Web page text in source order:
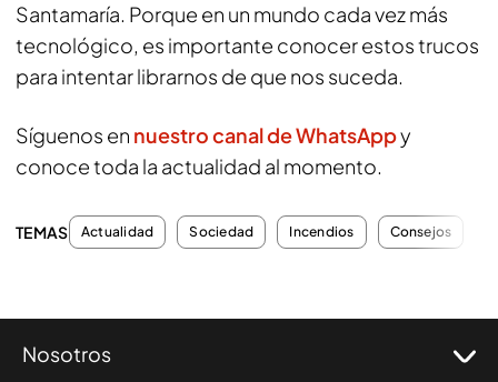
Santamaría. Porque en un mundo cada vez más
tecnológico, es importante conocer estos trucos
para intentar librarnos de que nos suceda.
Síguenos en nuestro canal de WhatsAppy
conoce toda la actualidad al momento.
TEMAS Actualidad Sociedad Incendios Consejos
Nosotros